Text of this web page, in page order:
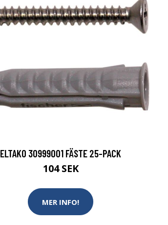
ELTAKO 30999001 FÄSTE 25-PACK
104 SEK
MER INFO!